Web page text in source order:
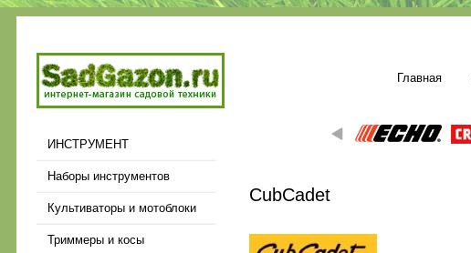
Главная
ИНСТРУМЕНТ
Наборы инструментов
Культиваторы и мотоблоки
Триммеры и косы
CubCadet